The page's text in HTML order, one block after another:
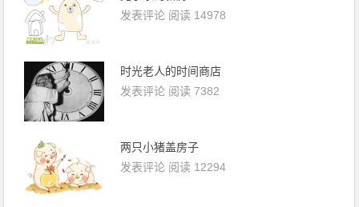
发表评论 阅读 14978
时光老人的时间商店
发表评论 阅读 7382
两只小猪盖房子
发表评论 阅读 12294